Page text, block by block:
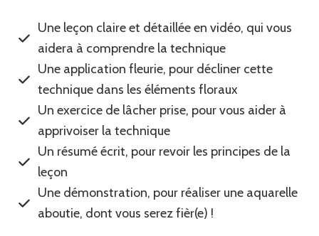
Une leçon claire et détaillée en vidéo, qui vous
aidera à comprendre la technique
Une application fleurie, pour décliner cette
technique dans les éléments floraux
Un exercice de lâcher prise, pour vous aider à
apprivoiser la technique
Un résumé écrit, pour revoir les principes de la
leçon
Une démonstration, pour réaliser une aquarelle
aboutie, dont vous serez fièr(e) !